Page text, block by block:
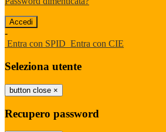
-
Entra con SPID Entra con CIE
Seleziona utente
button close ×
Recupero password